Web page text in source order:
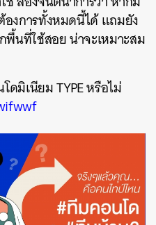
งการทั้งหมดนี้ได้ แถมยัง
นที่ใช้สอย น่าจะเหมาะสม
มิเนียม TYPE หรือไม่